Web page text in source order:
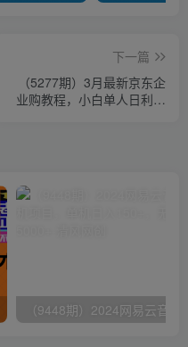
下一篇
（5277期）3月最新京东企
业购教程，小白单人日利润